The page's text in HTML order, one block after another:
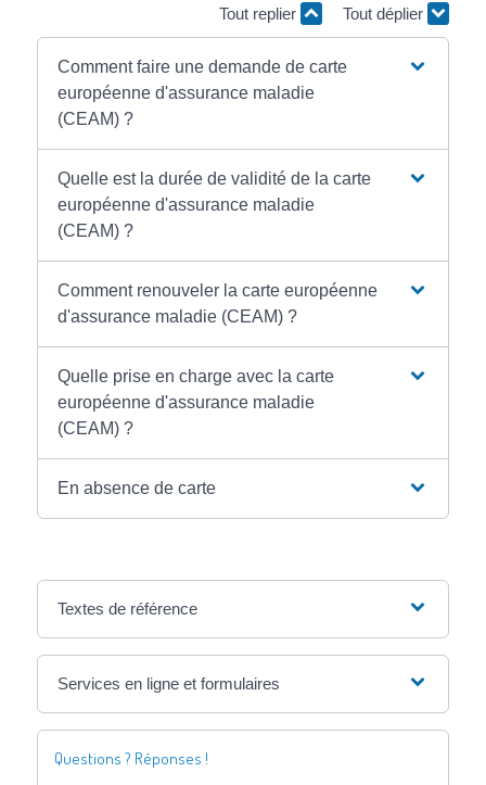
Tout replier
Tout déplier
Comment faire une demande de carte
européenne d'assurance maladie
(CEAM) ?
Quelle est la durée de validité de la carte
européenne d'assurance maladie
(CEAM) ?
Comment renouveler la carte européenne
d'assurance maladie (CEAM) ?
Quelle prise en charge avec la carte
européenne d'assurance maladie
(CEAM) ?
En absence de carte
Textes de référence
Services en ligne et formulaires
Questions ? Réponses !